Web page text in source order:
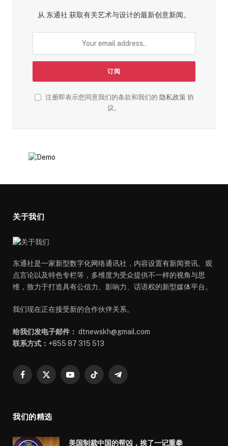
从 东通社 获取有关艺术与设计的最新创意新闻。
注册即表示您同意我们的条款和我们的 隐私政策协
议。
关于我们
东通社是一家新型数字化网络通讯社，内容设置有新闻资讯、观
点言论以及特色专栏等，多维度为受众提供不一样的视角与思
维，致力于打造具有公信力、影响力、话语权的新型媒体平台。
我们现在正在接受新的合作伙伴关系。
给我们发电子邮件： dtnewskh@gmail.com
联系方式： +855 87 315 513
Facebook
X
YouTubeTikTok Telegram
我们的精选
美国制裁中国的帮凶，挨了一记重拳